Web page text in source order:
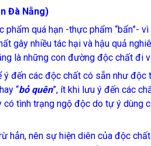
Đà Nẵng)
quá hạn -thực phẩm “bẩn”- vì
gây nhiều tác hại và hậu quả
là những con đường độc chất đi
đến các độc chất có sẵn như độc
“bỏ quên”, ít khi lưu ý đến các
tình trạng ngộ độc do tự ý dùng
hẳn, nên sự hiện diên của độc